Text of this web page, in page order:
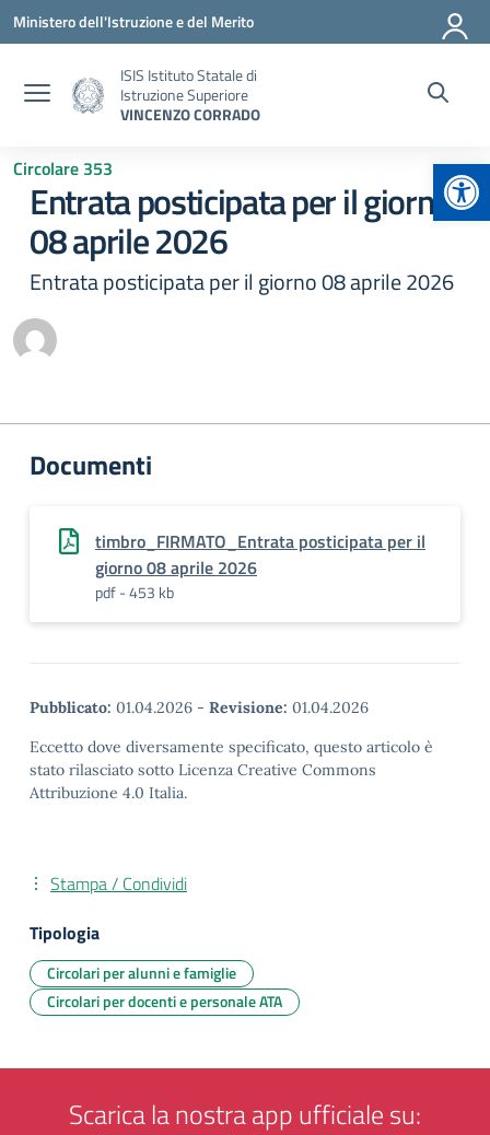
Vai ai contenuti
Vai al menu di navigazione
Vai al footer
Ministero dell'Istruzione e del Merito
ISIS Istituto Statale di
Istruzione Superiore
VINCENZO CORRADO
Circolare 353
Entrata posticipata per il giorno
08 aprile 2026
Entrata posticipata per il giorno 08 aprile 2026
Documenti
timbro_FIRMATO_Entrata posticipata per il
giorno 08 aprile 2026
pdf - 453 kb
Pubblicato: 01.04.2026 - Revisione: 01.04.2026
Eccetto dove diversamente specificato, questo articolo è
stato rilasciato sotto Licenza Creative Commons
Attribuzione 4.0 Italia.
Stampa / Condividi
Tipologia
Circolari per alunni e famiglie
Circolari per docenti e personale ATA
Scarica la nostra app ufficiale su: